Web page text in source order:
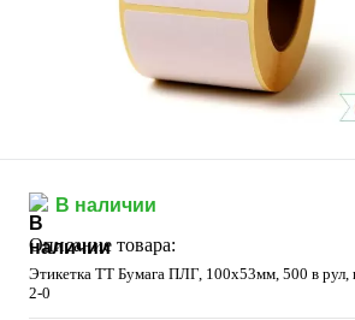
В наличии
Описание товара:
Этикетка ТТ Бумага ПЛГ, 100х53мм, 500 в
2-0